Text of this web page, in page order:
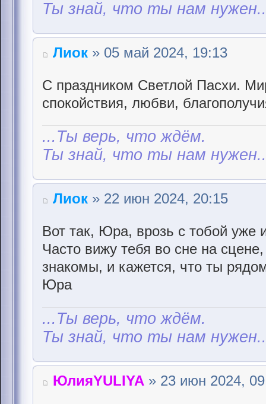
Ты знай, что ты нам
Лиок » 05 май 2024, 19:13
С праздником Светлой Пасхи.
спокойствия, любви,
...Ты верь, что ждём.
Ты знай, что ты нам
Лиок » 22 июн 2024, 20:15
Вот так, Юра, врозь с тобой уже
Часто вижу тебя во сне на
знакомы, и кажется, что ты
Юра
...Ты верь, что ждём.
Ты знай, что ты нам
ЮлияYULIYA » 23 июн 2024,